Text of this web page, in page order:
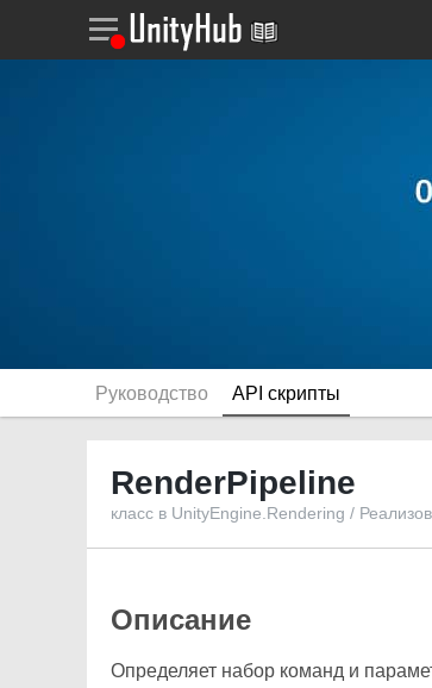
Руководство API скрипты
RenderPipeline
класс в UnityEngine.Rendering /
Описание
Определяет набор команд и